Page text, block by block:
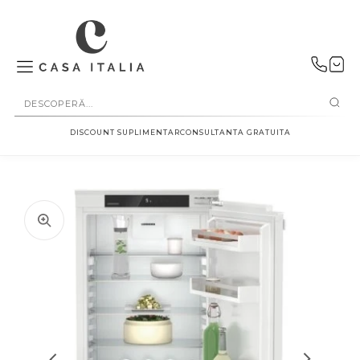
DISCOUNT SUPLIMENTARCONSULTANTA GRATUITA